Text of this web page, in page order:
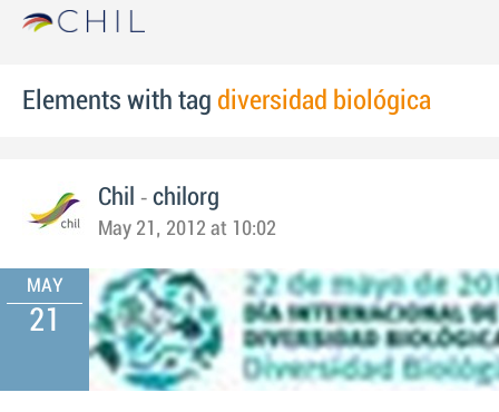
Elements with tag diversidad biológica
Chil - chilorg
May 21, 2012 at 10:02
MAY
21